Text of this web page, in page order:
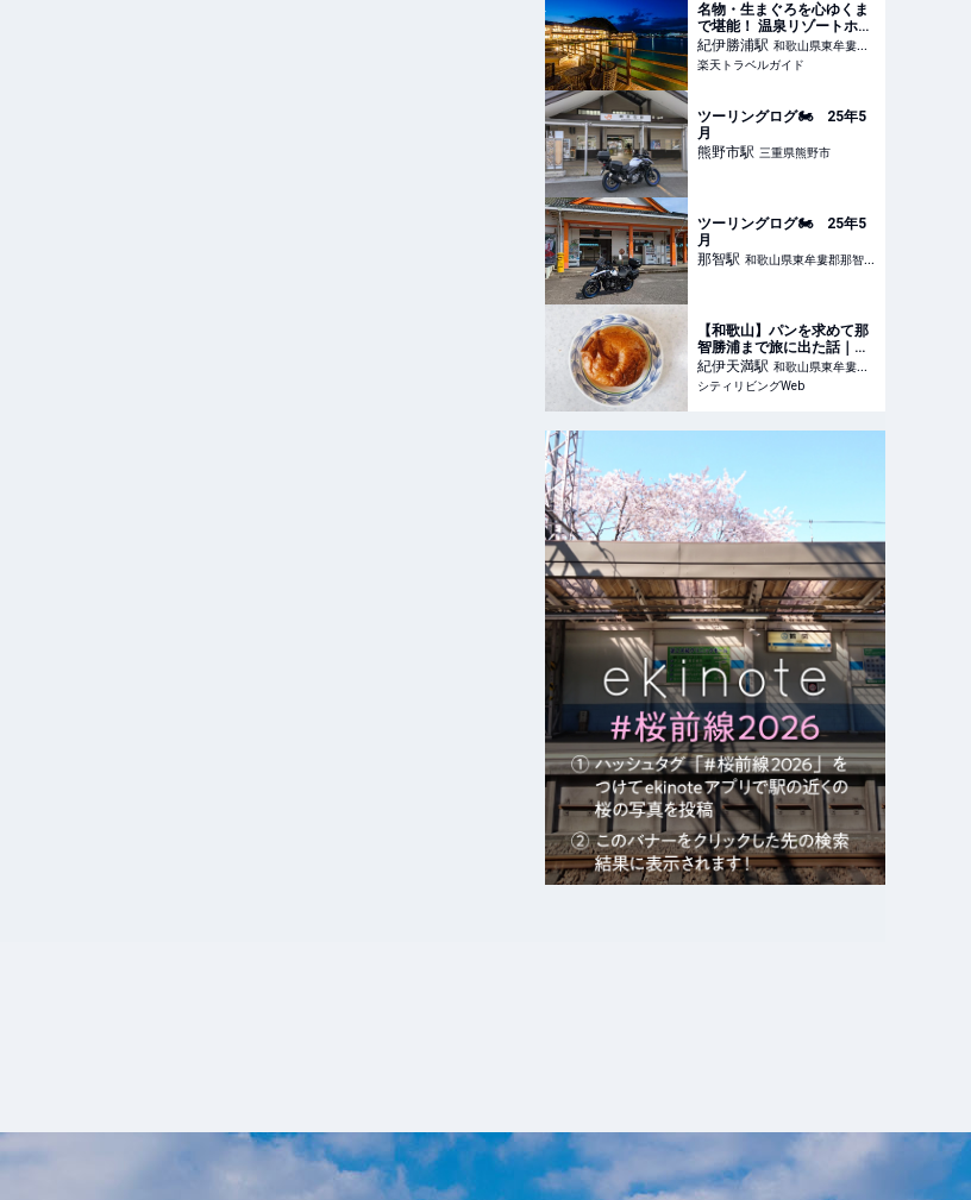
名物・生まぐろを心ゆくま
で堪能！ 温泉リゾートホテ
ル「TAOYA那智勝浦」リブ
ランドオープン 【楽天トラ
ベル】
紀伊勝浦駅 和歌山県東牟婁郡
那智勝浦町
楽天トラベルガイド
ツーリングログ🏍️ 25年5
月
熊野市駅 三重県熊野市
ツーリングログ🏍️ 25年5
月
那智駅 和歌山県東牟婁郡那智勝
【和歌山】パンを求めて那
智勝浦まで旅に出た話｜シ
ティリビングWeb
紀伊天満駅 和歌山県東牟婁郡
那智勝浦町
シティリビングWeb